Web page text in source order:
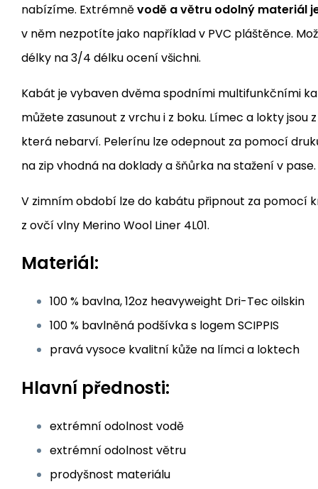
nabízíme. Extrémněvodě a větru odolný materiál
v něm nezpotíte jako například v PVC pláštěnce.
délky na 3/4 délku ocení všichni.
Kabát je vybaven dvěma spodními multifunkčními
můžete zasunout z vrchu i z boku. Límec a lokty jsou
která nebarví. Pelerínu lze odepnout za pomocí
na zip vhodná na doklady a šňůrka na stažení v pase.
V zimním období lze do kabátu připnout za pomocí
z ovčí vlny Merino Wool Liner 4L01.
Materiál:
100 % bavlna, 12oz heavyweight Dri-Tec oilskin
100 % bavlněná podšívka s logem SCIPPIS
pravá vysoce kvalitní kůže na límci a loktech
Hlavní přednosti:
extrémní odolnost vodě
extrémní odolnost větru
prodyšnost materiálu